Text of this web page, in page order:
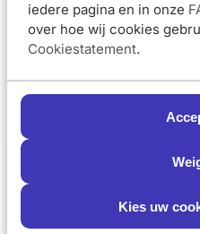
iedere pagina en in onze
over hoe wij cookies
Cookiestatement.
Kies uw
Schrijf je nu in en ontvang
Meld je aan voor onze
Van 23,95 voor
€23,95€21,55
In winkelmand
Toleriane Corrigerende
Foundation n20 SPF25